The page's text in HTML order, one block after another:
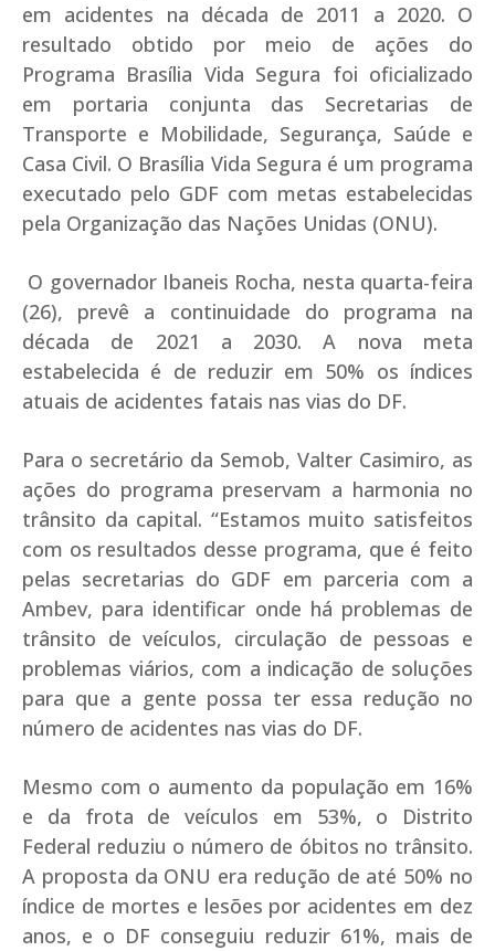
em acidentes na década de 2011 a 2020. O
resultado obtido por meio de ações do
Programa Brasília Vida Segura foi oficializado
em portaria conjunta das Secretarias de
Transporte e Mobilidade, Segurança, Saúde e
Casa Civil. O Brasília Vida Segura é um programa
executado pelo GDF com metas estabelecidas
pela Organização das Nações Unidas (ONU).
O governador Ibaneis Rocha, nesta quarta-feira
(26), prevê a continuidade do programa na
década de 2021 a 2030. A nova meta
estabelecida é de reduzir em 50% os índices
atuais de acidentes fatais nas vias do DF.
Para o secretário da Semob, Valter Casimiro, as
ações do programa preservam a harmonia no
trânsito da capital. “Estamos muito satisfeitos
com os resultados desse programa, que é feito
pelas secretarias do GDF em parceria com a
Ambev, para identificar onde há problemas de
trânsito de veículos, circulação de pessoas e
problemas viários, com a indicação de soluções
para que a gente possa ter essa redução no
número de acidentes nas vias do DF.
Mesmo com o aumento da população em 16%
e da frota de veículos em 53%, o Distrito
Federal reduziu o número de óbitos no trânsito.
A proposta da ONU era redução de até 50% no
índice de mortes e lesões por acidentes em dez
anos, e o DF conseguiu reduzir 61%, mais de